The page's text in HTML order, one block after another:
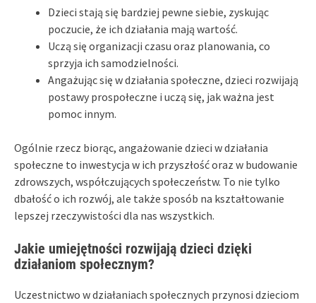
Dzieci stają się bardziej pewne siebie, zyskując
poczucie, że ich działania mają wartość.
Uczą się organizacji czasu oraz planowania, co
sprzyja ich samodzielności.
Angażując się w działania społeczne, dzieci rozwijają
postawy prospołeczne i uczą się, jak ważna jest
pomoc innym.
Ogólnie rzecz biorąc, angażowanie dzieci w działania
społeczne to inwestycja w ich przyszłość oraz w budowanie
zdrowszych, współczujących społeczeństw. To nie tylko
dbałość o ich rozwój, ale także sposób na kształtowanie
lepszej rzeczywistości dla nas wszystkich.
Jakie umiejętności rozwijają dzieci dzięki
działaniom społecznym?
Uczestnictwo w działaniach społecznych przynosi dzieciom